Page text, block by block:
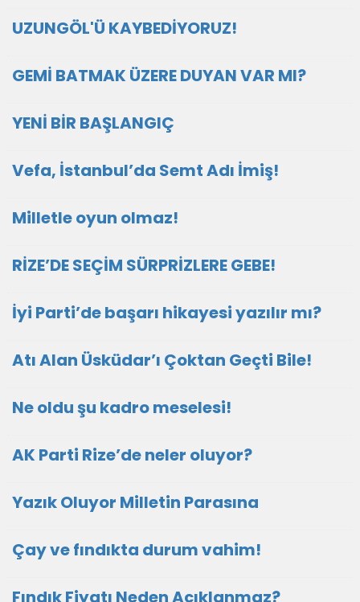
UZUNGÖL'Ü KAYBEDİYORUZ!
GEMİ BATMAK ÜZERE DUYAN VAR MI?
YENİ BİR BAŞLANGIÇ
Vefa, İstanbul’da Semt Adı İmiş!
Milletle oyun olmaz!
RİZE’DE SEÇİM SÜRPRİZLERE GEBE!
İyi Parti’de başarı hikayesi yazılır mı?
Atı Alan Üsküdar’ı Çoktan Geçti Bile!
Ne oldu şu kadro meselesi!
AK Parti Rize’de neler oluyor?
Yazık Oluyor Milletin Parasına
Çay ve fındıkta durum vahim!
Fındık Fiyatı Neden Açıklanmaz?